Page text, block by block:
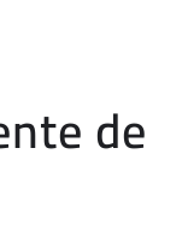
de